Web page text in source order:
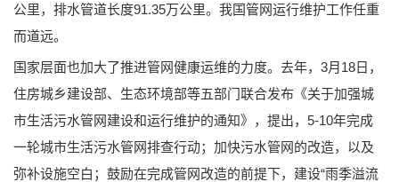
公里，排水管道长度91.35万公里。我国管网运行维护工作任重
而道远。
国家层面也加大了推进管网健康运维的力度。去年，3月18日，
住房城乡建设部、生态环境部等五部门联合发布《关于加强城
市生活污水管网建设和运行维护的通知》，提出，5-10年完成
一轮城市生活污水管网排查行动；加快污水管网的改造，以及
弥补设施空白；鼓励在完成管网改造的前提下，建设“雨季溢流